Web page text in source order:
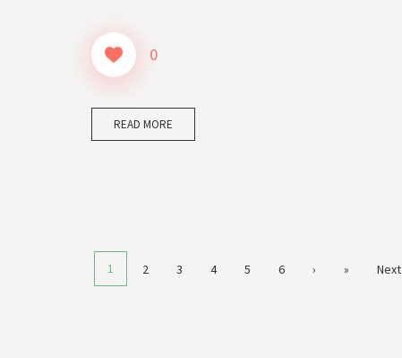
0
READ MORE
1 2 3 4 5 6 › » Next